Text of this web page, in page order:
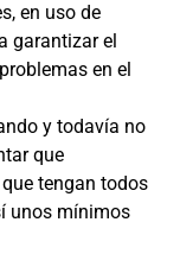
en uso de
garantizar el
en el
y todavía no
que
tengan todos
unos mínimos